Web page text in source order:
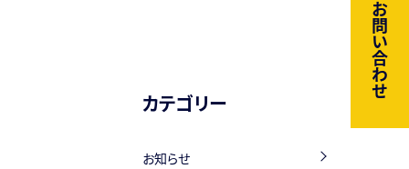
カテゴリー
お知らせ
お問い合わせ